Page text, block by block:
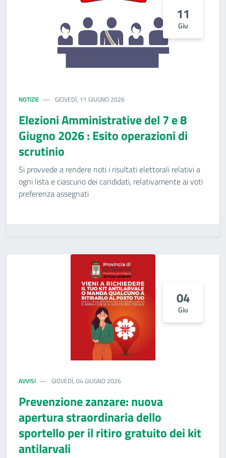
11
Giu
NOTIZIE GIOVEDÌ, 11 GIUGNO 2026
Elezioni Amministrative del 7 e 8
Giugno 2026 : Esito operazioni di
scrutinio
Si provvede a rendere noti i risultati elettorali relativi a
ogni lista e ciascuno dei candidati, relativamente ai voti
preferenza assegnati
04
Giu
AVVISI GIOVEDÌ, 04 GIUGNO 2026
Prevenzione zanzare: nuova
apertura straordinaria dello
sportello per il ritiro gratuito dei kit
antilarvali